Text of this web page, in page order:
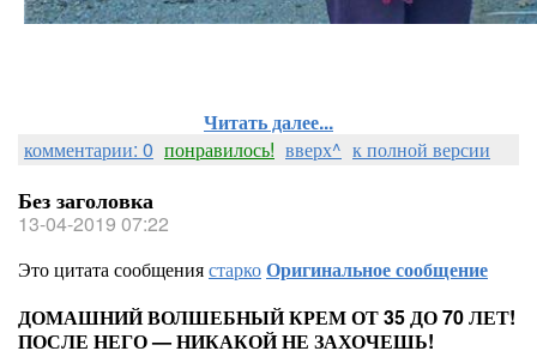
Читать далее...
комментарии: 0 понравилось! вверх^ к полной версии
Без заголовка
13-04-2019 07:22
Это цитата сообщениястаркоОригинальное сообщение
ДОМАШНИЙ ВОЛШЕБНЫЙ КРЕМ ОТ 35 ДО 70 ЛЕТ!
ПОСЛЕ НЕГО — НИКАКОЙ НЕ ЗАХОЧЕШЬ!